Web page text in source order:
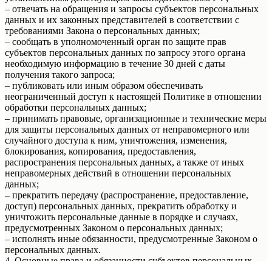
– отвечать на обращения и запросы субъектов персональных
данных и их законных представителей в соответствии с
требованиями Закона о персональных данных;
– сообщать в уполномоченный орган по защите прав
субъектов персональных данных по запросу этого органа
необходимую информацию в течение 30 дней с даты
получения такого запроса;
– публиковать или иным образом обеспечивать
неограниченный доступ к настоящей Политике в отношении
обработки персональных данных;
– принимать правовые, организационные и технические меры
для защиты персональных данных от неправомерного или
случайного доступа к ним, уничтожения, изменения,
блокирования, копирования, предоставления,
распространения персональных данных, а также от иных
неправомерных действий в отношении персональных
данных;
– прекратить передачу (распространение, предоставление,
доступ) персональных данных, прекратить обработку и
уничтожить персональные данные в порядке и случаях,
предусмотренных Законом о персональных данных;
– исполнять иные обязанности, предусмотренные Законом о
персональных данных.